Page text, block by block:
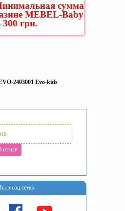
сумма
MEBEL-Baby
грн.
2403001 Evo-kids
отзыв
в соц.сетях